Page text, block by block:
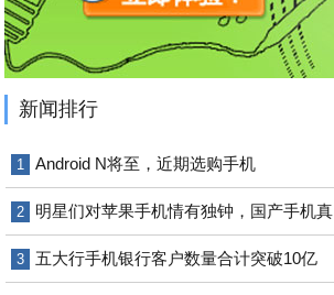
新闻排行
1 Android N将至，近期选购手机
2 明星们对苹果手机情有独钟，国产手机真
3 五大行手机银行客户数量合计突破10亿